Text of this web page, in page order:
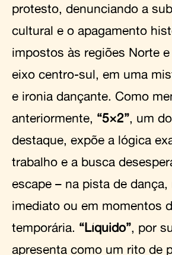
protesto, denunciando a
cultural e o apagamento
impostos às regiões Norte
eixo centro-sul, em uma
e ironia dançante. Como
anteriormente, “5×2” , um
destaque, expõe a lógica
trabalho e a busca
escape – na pista de dança,
imediato ou em momentos
temporária. “Líquido” , por
apresenta como um rito de